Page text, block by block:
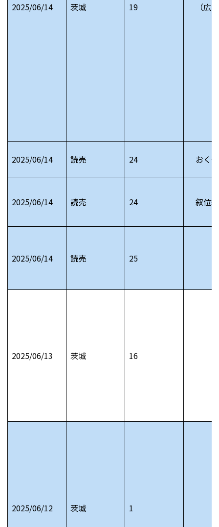
2025/06/14 茨城 19 （広
2025/06/14 読売 24 おく
2025/06/14 読売 24 叙位
2025/06/14 読売 25
2025/06/13 茨城 16
2025/06/12 茨城 1